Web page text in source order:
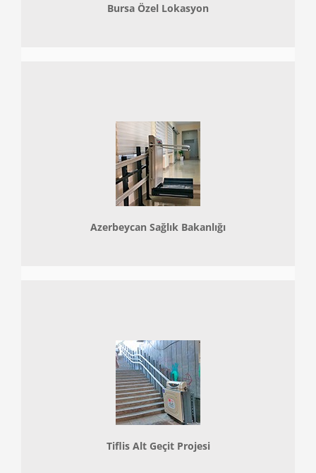
Bursa Özel Lokasyon
Azerbeycan Sağlık Bakanlığı
Tiflis Alt Geçit Projesi